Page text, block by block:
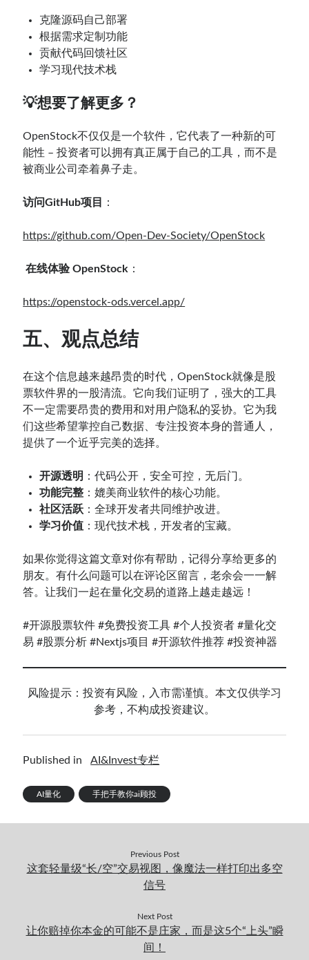
克隆源码自己部署
根据需求定制功能
贡献代码回馈社区
学习现代技术栈
💡想要了解更多？
OpenStock不仅仅是一个软件，它代表了一种新的可
能性 – 投资者可以拥有真正属于自己的工具，而不是
被商业公司牵着鼻子走。
访问GitHub项目 ：
https://github.com/Open-Dev-Society/OpenStock
在线体验 OpenStock ：
https://openstock-ods.vercel.app/
五、观点总结
在这个信息越来越昂贵的时代，OpenStock就像是股
票软件界的一股清流。它向我们证明了，强大的工具
不一定需要昂贵的费用和对用户隐私的妥协。它为我
们这些希望掌控自己数据、专注投资本身的普通人，
提供了一个近乎完美的选择。
开源透明 ：代码公开，安全可控，无后门。
功能完整 ：媲美商业软件的核心功能。
社区活跃 ：全球开发者共同维护改进。
学习价值 ：现代技术栈，开发者的宝藏。
如果你觉得这篇文章对你有帮助，记得分享给更多的
朋友。有什么问题可以在评论区留言，老余会一一解
答。让我们一起在量化交易的道路上越走越远！
#开源股票软件 #免费投资工具 #个人投资者 #量化交
易 #股票分析 #Nextjs项目 #开源软件推荐 #投资神器
风险提示：投资有风险，入市需谨慎。本文仅供学习
参考，不构成投资建议。
Published in AI&Invest专栏
AI量化 手把手教你ai顾投
Previous Post
这套轻量级“长/空”交易视图，像魔法一样打印出多空
信号
Next Post
让你赔掉你本金的可能不是庄家，而是这5个“上头”瞬
间！